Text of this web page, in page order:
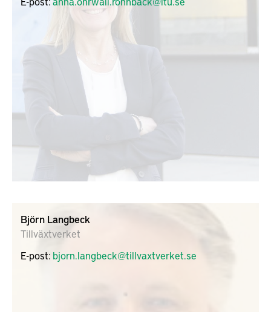
Björn Langbeck
Tillväxtverket
E-post: bjorn.langbeck@tillvaxtverket.se